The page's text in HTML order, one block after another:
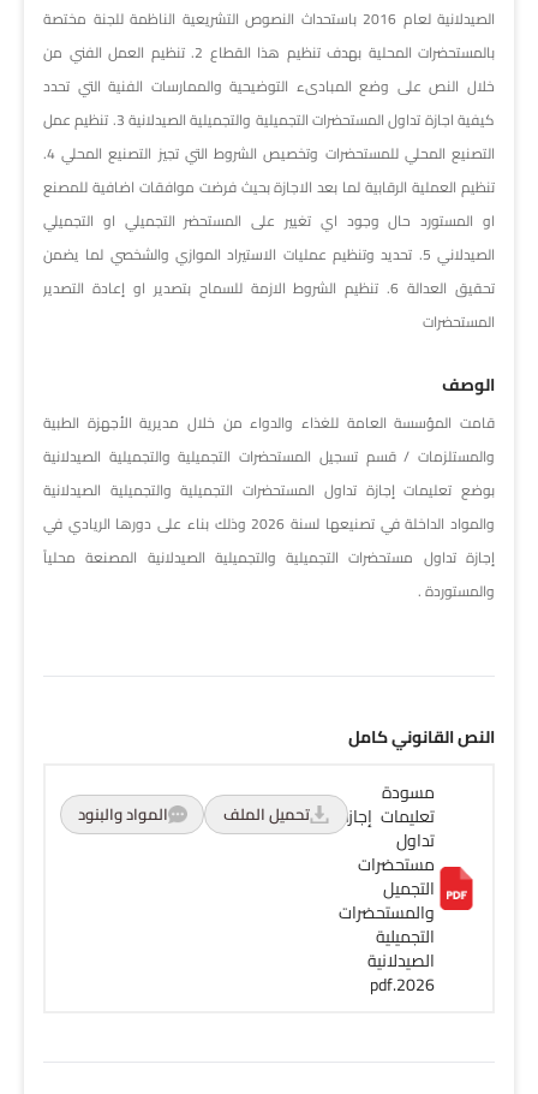
الصيدلانية لعام 2016 باستحداث النصوص التشريعية الناظمة للجنة مختصة
بالمستحضرات المحلية بهدف تنظيم هذا القطاع 2. تنظيم العمل الفني من
خلال النص على وضع المبادىء التوضيحية والممارسات الفنية التي تحدد
كيفية اجازة تداول المستحضرات التجميلية والتجميلية الصيدلانية 3. تنظيم عمل
التصنيع المحلي للمستحضرات وتخصيص الشروط التي تجيز التصنيع المحلي 4.
تنظيم العملية الرقابية لما بعد الاجازة بحيث فرضت موافقات اضافية للمصنع
او المستورد حال وجود اي تغيير على المستحضر التجميلي او التجميلي
الصيدلاني 5. تحديد وتنظيم عمليات الاستيراد الموازي والشخصي لما يضمن
تحقيق العدالة 6. تنظيم الشروط الازمة للسماح بتصدير او إعادة التصدير
المستحضرات
الوصف
قامت المؤسسة العامة للغذاء والدواء من خلال مديرية الأجهزة الطبية
والمستلزمات / قسم تسجيل المستحضرات التجميلية والتجميلية الصيدلانية
بوضع تعليمات إجازة تداول المستحضرات التجميلية والتجميلية الصيدلانية
والمواد الداخلة في تصنيعها لسنة 2026 وذلك بناء على دورها الريادي في
إجازة تداول مستحضرات التجميلية والتجميلية الصيدلانية المصنعة محلياً
والمستوردة .
النص القانوني كامل
مسودة
تعليمات إجازة
تداول
مستحضرات
التجميل
والمستحضرات
التجميلية
الصيدلانية
2026.pdf
تحميل الملف المواد والبنود